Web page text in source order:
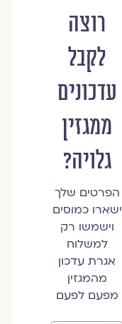
רוצה
לקבל
עדכונים
ממגזין
גלויה?
הפרטים שלך
ישארו כמוסים
וישמשו רק
למשלוח
אגרת עדכון
מהמגזין
מפעם לפעם